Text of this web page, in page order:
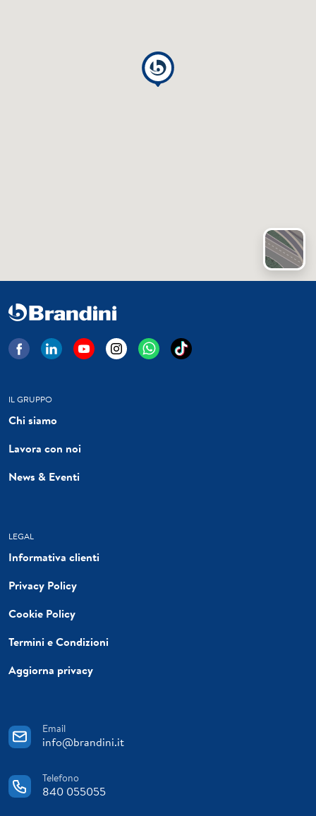
IL GRUPPO
Chi siamo
Lavora con noi
News & Eventi
LEGAL
Informativa clienti
Privacy Policy
Cookie Policy
Termini e Condizioni
Aggiorna privacy
Email
info@brandini.it
Telefono
840 055055